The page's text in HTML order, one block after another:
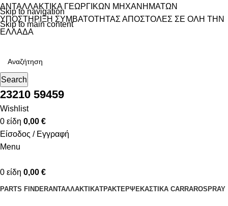
Skip to navigation
Skip to main content
ΑΝΤΑΛΛΑΚΤΙΚΑ ΓΕΩΡΓΙΚΩΝ ΜΗΧΑΝΗΜΑΤΩΝ
ΥΠΟΣΤΗΡΙΞΗ ΣΥΜΒΑΤΟΤΗΤΑΣ ΑΠΟΣΤΟΛΕΣ ΣΕ ΟΛΗ ΤΗΝ
ΕΛΛΑΔΑ
Search
23210 59459
Wishlist
0 είδη 0,00 €
Είσοδος / Εγγραφή
Menu
0 είδη 0,00 €
PARTS FINDERΑΝΤΑΛΛΑΚΤΙΚΑΤΡΑΚΤΕΡΨΕΚΑΣΤΙΚΑ CARRAROSPRAY